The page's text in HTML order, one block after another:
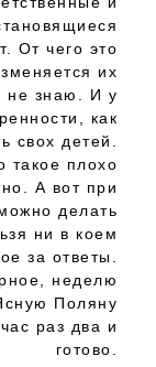
От чего это
их
не знаю. И у
как
свох детей.
такое плохо
А вот при
делать
ни в коем
за ответы.
неделю
Поляну
раз два и
готово.